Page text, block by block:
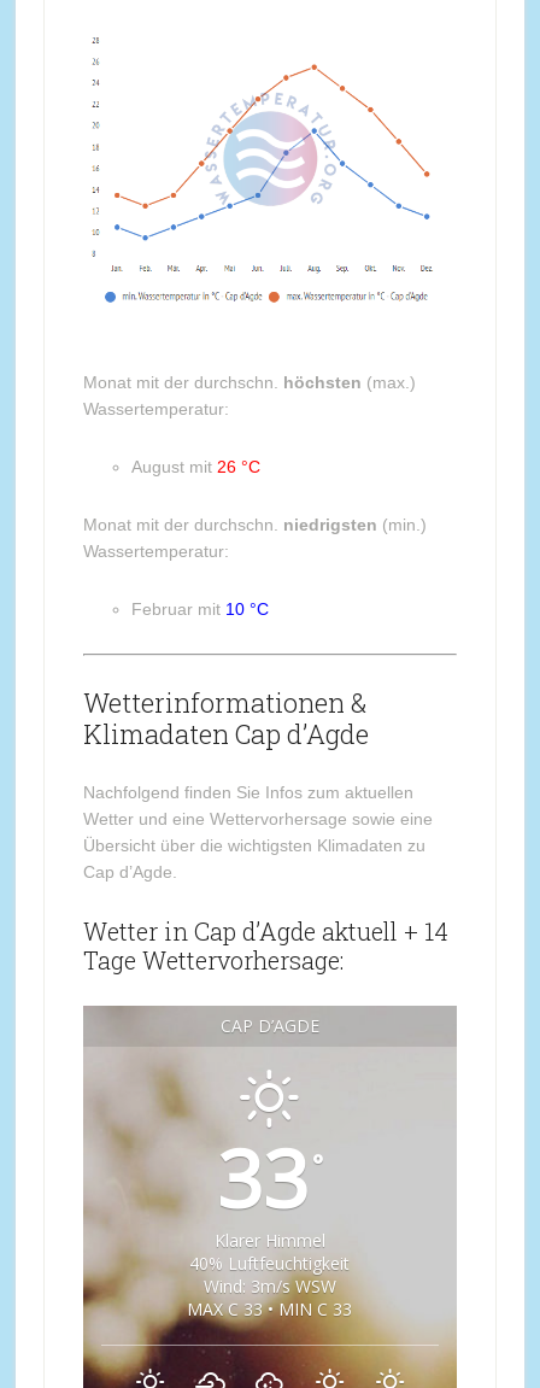
Monat mit der durchschn. höchsten (max.)
Wassertemperatur:
August mit 26 °C
Monat mit der durchschn. niedrigsten (min.)
Wassertemperatur:
Februar mit 10 °C
Wetterinformationen &
Klimadaten Cap d’Agde
Nachfolgend finden Sie Infos zum aktuellen
Wetter und eine Wettervorhersage sowie eine
Übersicht über die wichtigsten Klimadaten zu
Cap d’Agde.
Wetter in Cap d’Agde aktuell + 14
Tage Wettervorhersage:
CAP D’AGDE
33°
Klarer Himmel
40% Luftfeuchtigkeit
Wind: 3m/s WSW
MAX C 33 • MIN C 33